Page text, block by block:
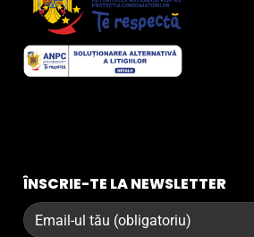
ÎNSCRIE-TE LA NEWSLETTER